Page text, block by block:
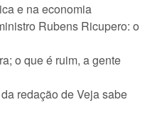
e na economia
Rubens Ricupero: o
o que é ruim, a gente
redação de Veja sabe